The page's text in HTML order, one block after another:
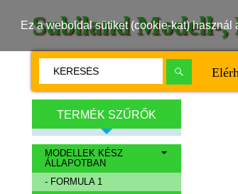
Ez a weboldal sütiket (cookie-kat)
Subiland
TERMÉK SZŰRŐK
MODELLEK KÉSZ
ÁLLAPOTBAN
- FORMULA 1